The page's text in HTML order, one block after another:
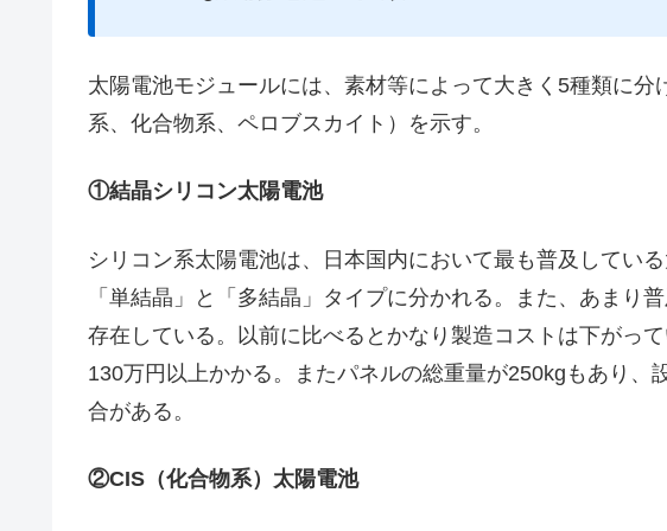
太陽電池モジュールには、素材等によって大きく5種類に
系、化合物系、ペロブスカイト）を示す。
①結晶シリコン太陽電池
シリコン系太陽電池は、日本国内において最も普及してい
「単結晶」と「多結晶」タイプに分かれる。また、あまり
存在している。以前に比べるとかなり製造コストは下がっ
130万円以上かかる。またパネルの総重量が250kgもあり、
合がある。
②CIS（化合物系）太陽電池